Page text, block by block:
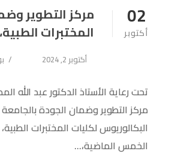
02
أكتوبر
مركز التطوير
المختبرات
أكتوبر 2, 2024
تحت رعاية الأستاذ الدكتور عبد
البكالوريوس لكليات المختبرات
الخمس الماضية،...